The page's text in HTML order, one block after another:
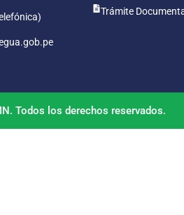
Trámite
Todos los derechos reservados.